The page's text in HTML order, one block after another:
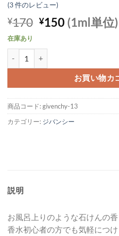
(3件のレビュー)
¥170 元
価
格
は
し
た。
¥150現
在
格
は
で
す。
(1ml単位)
在庫あり
お買い物カ
商品コード:givenchy-13
カテゴリー: ジバンシー
説明
お風呂上りのような石けんの香
香水初心者の方でも気軽につ